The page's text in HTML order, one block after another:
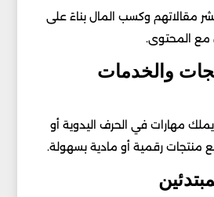
مقالاتهم وكسب المال بناءً على
مع المحتوى.
والخدمات
مهارات في الحرف اليدوية أو
منتجات رقمية أو مادية بسهولة.